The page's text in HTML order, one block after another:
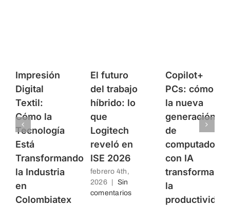
Impresión
Digital
Textil:
Cómo la
Tecnología
Está
Transformando
la Industria
en
Colombiatex
El futuro
del trabajo
híbrido: lo
que
Logitech
reveló en
ISE 2026
febrero 4th,
2026
Sin
comentarios
Copilot+
PCs: cómo
la nueva
generación
de
computadores
con IA
transforma
la
productividad